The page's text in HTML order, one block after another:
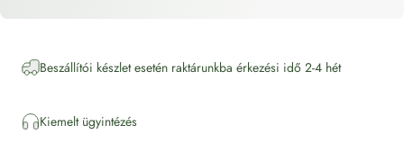
Beszállítói készlet esetén raktárunkba érkezési idő 2-4 hét
Kiemelt ügyintézés